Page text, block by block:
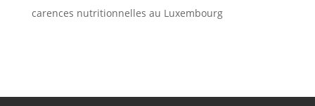
carences nutritionnelles au Luxembourg